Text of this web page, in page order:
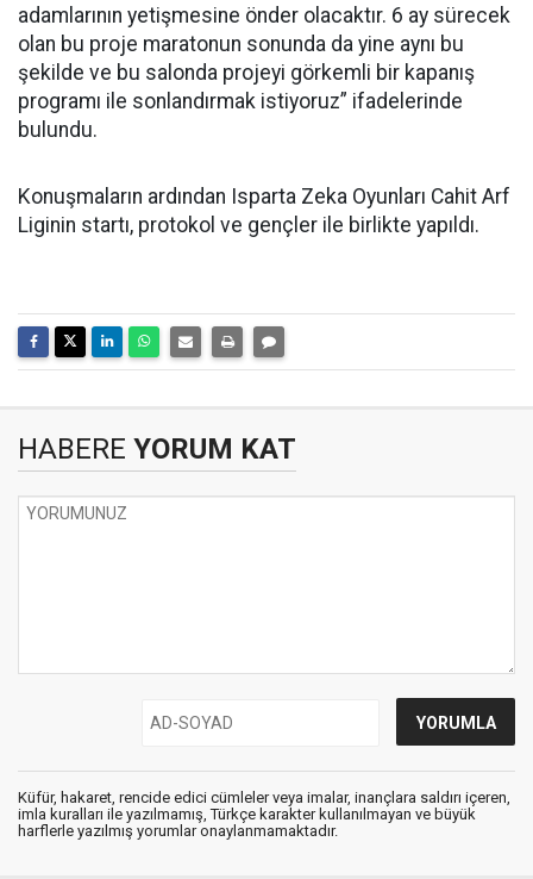
adamlarının yetişmesine önder olacaktır. 6 ay sürecek
olan bu proje maratonun sonunda da yine aynı bu
şekilde ve bu salonda projeyi görkemli bir kapanış
programı ile sonlandırmak istiyoruz” ifadelerinde
bulundu.
Konuşmaların ardından Isparta Zeka Oyunları Cahit Arf
Liginin startı, protokol ve gençler ile birlikte yapıldı.
HABERE YORUM KAT
Küfür, hakaret, rencide edici cümleler veya imalar, inançlara saldırı içeren,
imla kuralları ile yazılmamış, Türkçe karakter kullanılmayan ve büyük
harflerle yazılmış yorumlar onaylanmamaktadır.